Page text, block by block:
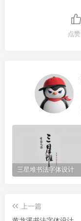
点赞
三星堆书法字体设计
上一篇